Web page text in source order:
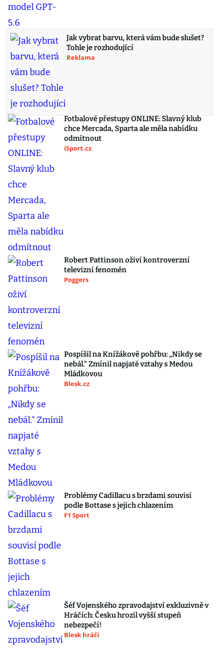
Jak vybrat barvu, která vám bude slušet?
Tohle je rozhodující
Reklama
Fotbalové přestupy ONLINE: Slavný klub
chce Mercada, Sparta ale měla nabídku
odmítnout
iSport.cz
Robert Pattinson oživí kontroverzní
televizní fenomén
Poggers
Pospíšil na Knížákově pohřbu: „Nikdy se
nebál.“ Zmínil napjaté vztahy s Medou
Mládkovou
Blesk.cz
Problémy Cadillacu s brzdami souvisí
podle Bottase s jejich chlazením
F1 Sport
Šéf Vojenského zpravodajství exkluzivně v
Hráčích: Česku hrozil vyšší stupeň
nebezpečí!
Blesk hráči